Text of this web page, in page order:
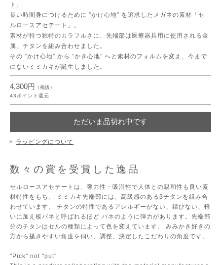
ト。
長い時間身につけるために ”かけ心地” を追求したメガネの素材「セ
ルロースアセテート」。
素材が持つ独特のカラフルさに、先端部は医療器具用に使用される金
属、チタンを組み合わせました。
その ”かけ心地” から ”かき心地” へと素材のフォルムを変え、今まで
にないミミカキが誕生しました。
4,300円
（税抜）
43 ポイント還元
ただいま品切れ中です
ラッピングについて
数々の賞を受賞した逸品
セルロースアセテートは、弾力性・吸湿性で人体との親和性も良い素
材特性をもち、 ミミカキ先端部には、高級感のあるβチタンを組み合
わせています。 チタンの特性であるアレルギーがない、錆びない、軽
いに加え板バネと呼ばれるほど バネのように弾力があります。先端部
分のチタンはセルの種類によって色を変えています。 みみかき好きの
方から掻きやすい角度を伺い、調整、決定したこだわりの角度です。
"Pick" not "put"